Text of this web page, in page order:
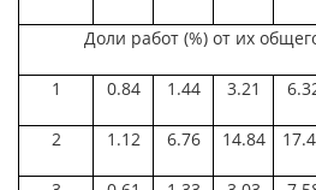
Доли работ (%) от их
1 0.84 1.44 3.21
2 1.12 6.76 14.84